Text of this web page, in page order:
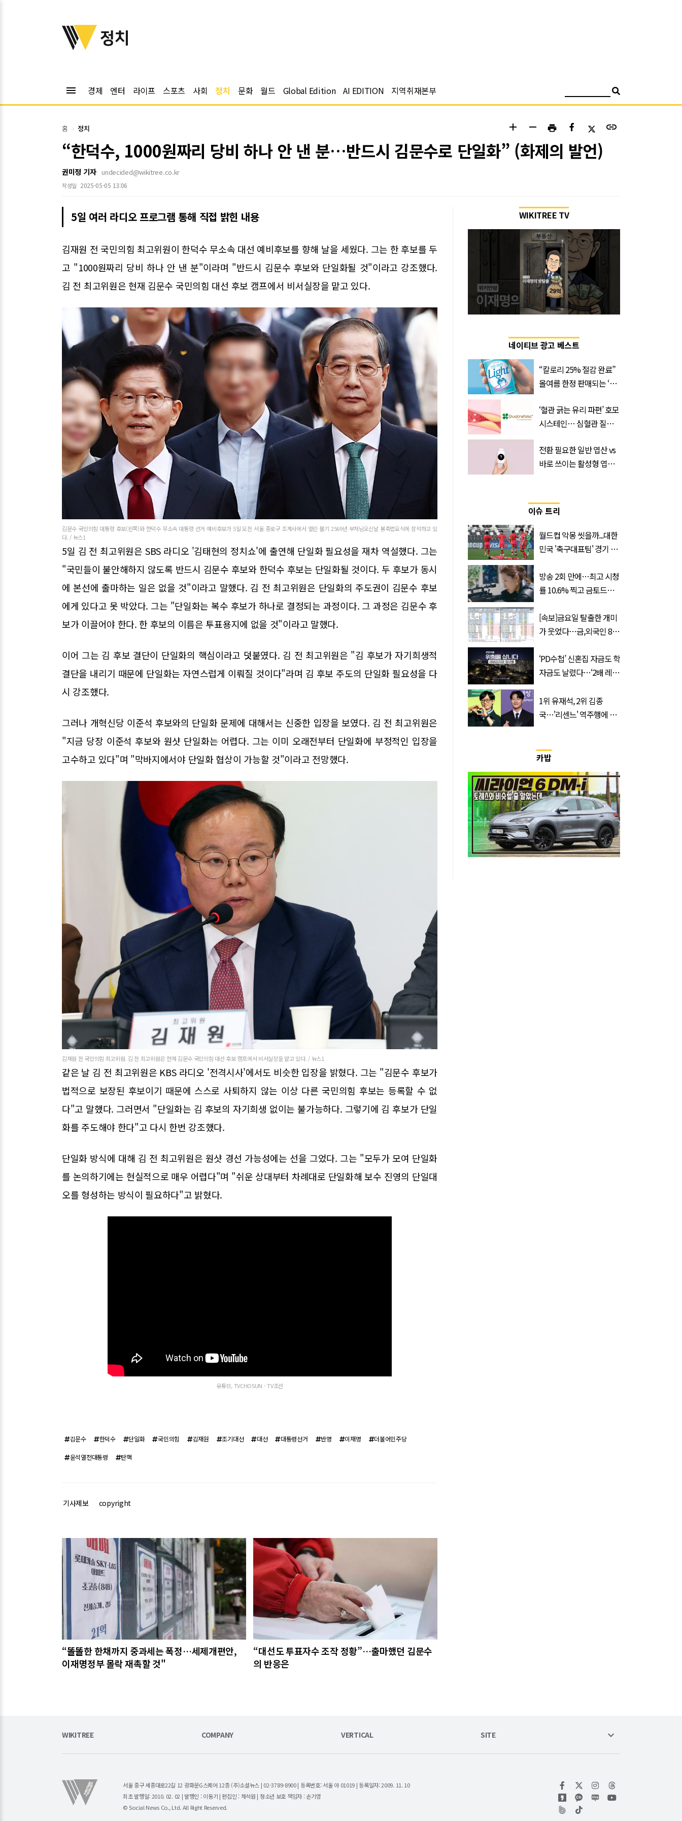
위키트리
정치
menu 경제 엔터 라이프 스포츠 사회 정치 문화 월드 Global Edition AI EDITION 지역취재본부
홈 정치 add remove print link
“한덕수, 1000원짜리 당비 하나 안 낸 분…반드시 김문수로 단일화” (화제의 발언)
권미정 기자 undecided@wikitree.co.kr
작성일 2025-05-05 13:06
5일 여러 라디오 프로그램 통해 직접 밝힌 내용
김재원 전 국민의힘 최고위원이 한덕수 무소속 대선 예비후보를 향해 날을 세웠다. 그는 한 후보를 두
고 "1000원짜리 당비 하나 안 낸 분"이라며 "반드시 김문수 후보와 단일화될 것"이라고 강조했다.
김 전 최고위원은 현재 김문수 국민의힘 대선 후보 캠프에서 비서실장을 맡고 있다.
김문수 국민의힘 대통령 후보(왼쪽)와 한덕수 무소속 대통령 선거 예비후보가 5일 오전 서울 종로구 조계사에서 열린 불기 2569년 부처님오신날 봉축법요식에 참석하고 있
다. / 뉴스1
5일 김 전 최고위원은 SBS 라디오 '김태현의 정치쇼'에 출연해 단일화 필요성을 재차 역설했다. 그는
"국민들이 불안해하지 않도록 반드시 김문수 후보와 한덕수 후보는 단일화될 것이다. 두 후보가 동시
에 본선에 출마하는 일은 없을 것"이라고 말했다. 김 전 최고위원은 단일화의 주도권이 김문수 후보
에게 있다고 못 박았다. 그는 "단일화는 복수 후보가 하나로 결정되는 과정이다. 그 과정은 김문수 후
보가 이끌어야 한다. 한 후보의 이름은 투표용지에 없을 것"이라고 말했다.
이어 그는 김 후보 결단이 단일화의 핵심이라고 덧붙였다. 김 전 최고위원은 "김 후보가 자기희생적
결단을 내리기 때문에 단일화는 자연스럽게 이뤄질 것이다"라며 김 후보 주도의 단일화 필요성을 다
시 강조했다.
그러나 개혁신당 이준석 후보와의 단일화 문제에 대해서는 신중한 입장을 보였다. 김 전 최고위원은
"지금 당장 이준석 후보와 원샷 단일화는 어렵다. 그는 이미 오래전부터 단일화에 부정적인 입장을
고수하고 있다"며 "막바지에서야 단일화 협상이 가능할 것"이라고 전망했다.
김재원 전 국민의힘 최고위원. 김 전 최고위원은 현재 김문수 국민의힘 대선 후보 캠프에서 비서실장을 맡고 있다. / 뉴스1
같은 날 김 전 최고위원은 KBS 라디오 '전격시사'에서도 비슷한 입장을 밝혔다. 그는 "김문수 후보가
법적으로 보장된 후보이기 때문에 스스로 사퇴하지 않는 이상 다른 국민의힘 후보는 등록할 수 없
다"고 말했다. 그러면서 "단일화는 김 후보의 자기희생 없이는 불가능하다. 그렇기에 김 후보가 단일
화를 주도해야 한다"고 다시 한번 강조했다.
단일화 방식에 대해 김 전 최고위원은 원샷 경선 가능성에는 선을 그었다. 그는 "모두가 모여 단일화
를 논의하기에는 현실적으로 매우 어렵다"며 "쉬운 상대부터 차례대로 단일화해 보수 진영의 단일대
오를 형성하는 방식이 필요하다"고 밝혔다.
유튜브, TVCHOSUN - TV조선
김문수 한덕수 단일화 국민의힘 김재원 조기대선 대선 대통령선거 반명 이재명 더불어민주당
윤석열전대통령 탄핵
기사제보 copyright
관련기사
“똘똘한 한채까지 중과세는 폭정…세제개편안,
이재명정부 몰락 재촉할 것"
“대선도 투표자수 조작 정황”…출마했던 김문수
의 반응은
WIKITREE TV
네이티브 광고 베스트
“칼로리 25% 절감 완료”
올여름 한정 판매되는 ‘최
‘혈관 긁는 유리 파편’ 호모
시스테인… 심혈관 질환
전환 필요한 일반 엽산 vs
바로 쓰이는 활성형 엽
이슈 트리
월드컵 악몽 씻을까...대한
민국 '축구대표팀' 경기 확
방송 2회 만에…최고 시청
률 10.6% 찍고 금토드라
마'
[속보]금요일 탈출한 개미
가 웃었다…금,외국인 8조
하이닉스 '와르르'
‘PD수첩’ 신혼집 자금도 학
자금도 날렸다…‘2배 레버
1위 유재석, 2위 김종
국…'리센느' 역주행에 덩
카밥
keyboard_arrow_down
WIKITREE COMPANY VERTICAL SITE
서울 중구 세종대로22길 12 광화문G스퀘어 12층 (주)소셜뉴스 | 02-3789-8900 | 등록번호: 서울 아 01019 | 등록일자: 2009. 11. 10
최초 발행일: 2010. 02. 02 | 발행인 : 이동기 | 편집인 : 채석원 | 청소년 보호 책임자 : 손기영
© Social News Co., Ltd. All Right Reserved.
위키트리 페이스북위키트리 인스타그램
위키트리 유튜브
위키트리 틱톡